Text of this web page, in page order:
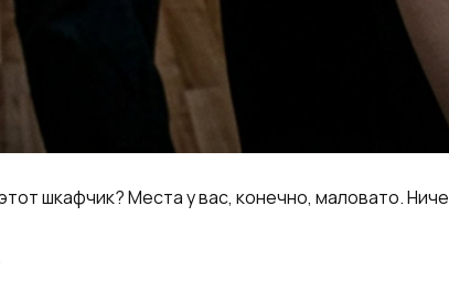
шкафчик? Места у вас, конечно, маловато.